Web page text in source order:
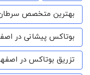
بهترین متخصص
بوتاکس پیشانی در
تزریق بوتاکس در